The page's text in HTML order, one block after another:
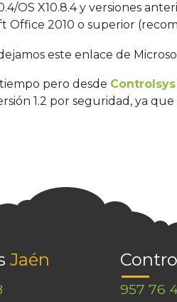
OS X10.8.4 y versiones
Office 2010 o superior
este enlace de
pero desde Controlsys
1.2 por seguridad, ya
Jaén
957 76